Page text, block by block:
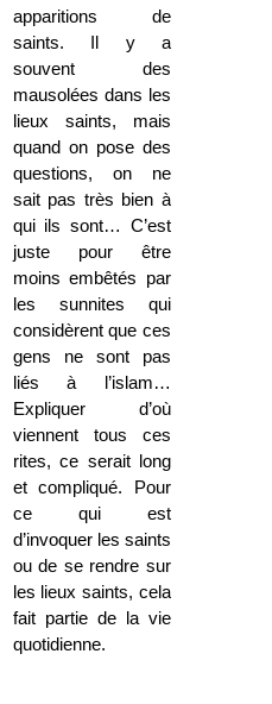
apparitions de
saints. Il y a
souvent des
mausolées dans les
lieux saints, mais
quand on pose des
questions, on ne
sait pas très bien à
qui ils sont… C’est
juste pour être
moins embêtés par
les sunnites qui
considèrent que ces
gens ne sont pas
liés à l’islam…
Expliquer d’où
viennent tous ces
rites, ce serait long
et compliqué. Pour
ce qui est
d’invoquer les saints
ou de se rendre sur
les lieux saints, cela
fait partie de la vie
quotidienne.